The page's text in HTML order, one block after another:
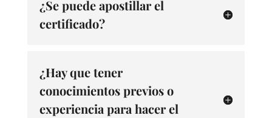
¿Se puede apostillar el
certificado?
¿Hay que tener
conocimientos previos o
experiencia para hacer el